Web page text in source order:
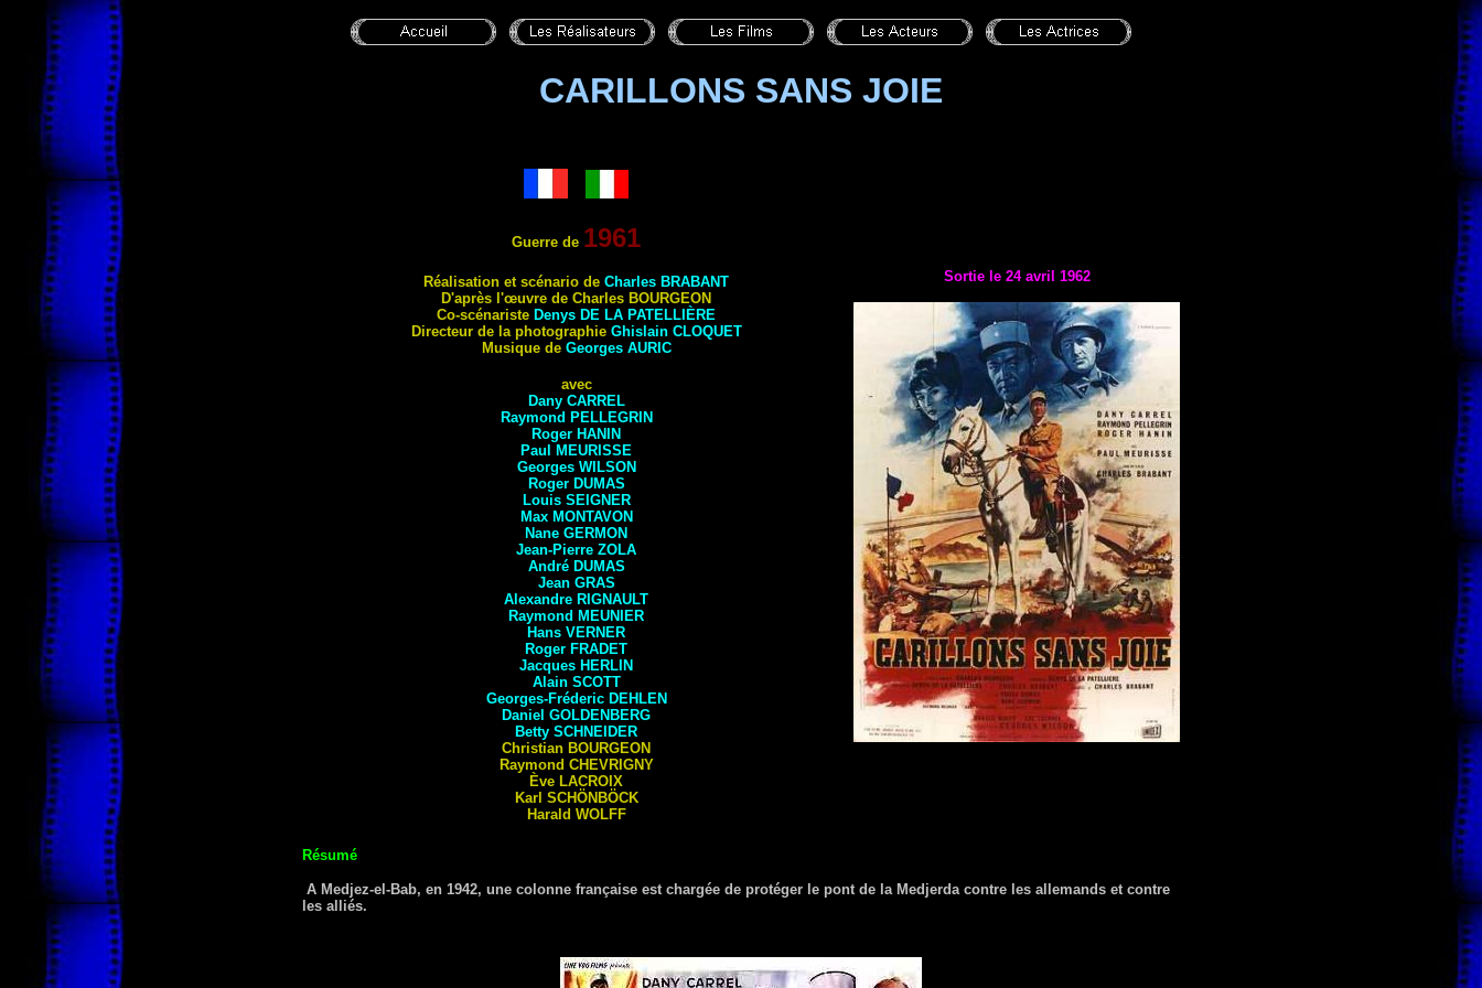
CARILLONS SANS JOIE
Guerre de 1961
Réalisation et scénario de Charles BRABANT
D'après l'œuvre de Charles BOURGEON
Co-scénariste Denys DE LA PATELLIÈRE
Directeur de la photographie Ghislain CLOQUET
Musique de Georges AURIC
avec
Dany CARREL
Raymond PELLEGRIN
Roger HANIN
Paul
MEURISSE
Georges WILSON
Roger DUMAS
Louis SEIGNER
Max MONTAVON
Nane GERMON
Jean-Pierre ZOLA
André DUMAS
Jean GRAS
Alexandre RIGNAULT
Raymond MEUNIER
Hans VERNER
Roger FRADET
Jacques HERLIN
AlainSCOTT
Georges-Fréderic DEHLEN
Daniel GOLDENBERG
Betty SCHNEIDER
Christian BOURGEON
Raymond CHEVRIGNY
Ève LACROIX
Karl SCHÖNBÖCK
Harald WOLFF
Sortie le 24 avril 1962
Résumé
A Medjez-el-Bab, en 1942, une colonne française est chargée de protéger le pont de la Medjerda contre les allemands et contre
les alliés.